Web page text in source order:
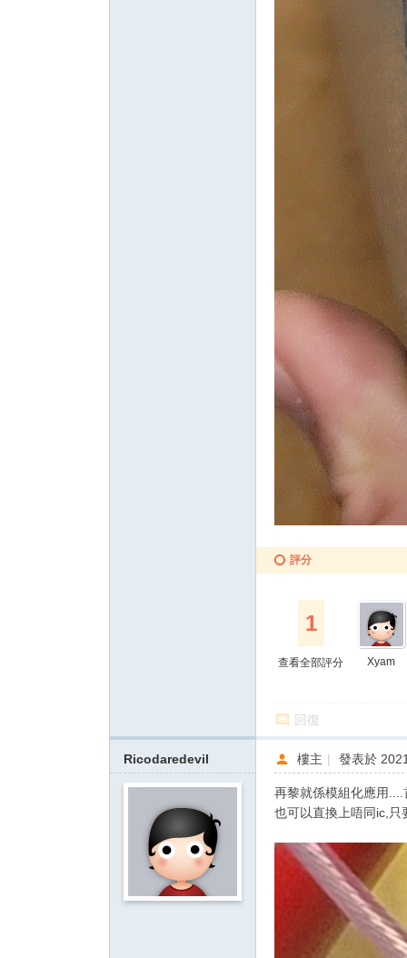
評分
1
查看全部評分 Xyam
回復
Ricodaredevil 樓主 | 發表於
再黎就係模組化應用
也可以直換上唔同ic,只